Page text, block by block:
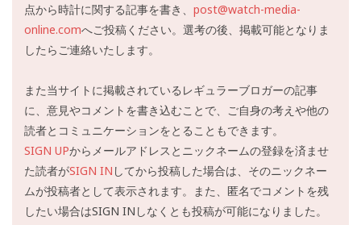
点から時計に関する記事を書き、 post@watch-media-
online.comへご投稿ください。選考の後、掲載可能となりま
したらご連絡いたします。
また当サイトに掲載されているレギュラーブロガーの記事
に、意見やコメントを書き込むことで、ご自身の考えや他の
読者とコミュニケーションをとることもできます。
SIGN UPからメールアドレスとニックネームの登録を済ませ
た読者がSIGN IN してから投稿した場合は、そのニックネー
ムが投稿者として表示されます。また、匿名でコメントを残
したい場合はSIGN INしなくとも投稿が可能になりました。